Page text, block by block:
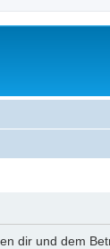
dir und dem